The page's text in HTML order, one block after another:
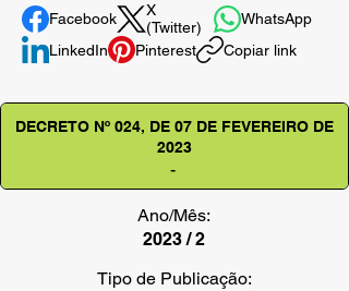
Facebook
X
(Twitter)
WhatsApp
LinkedIn
Pinterest Copiar link
DECRETO Nº 024, DE 07 DE FEVEREIRO DE
2023
-
Ano/Mês:
2023 / 2
Tipo de Publicação: